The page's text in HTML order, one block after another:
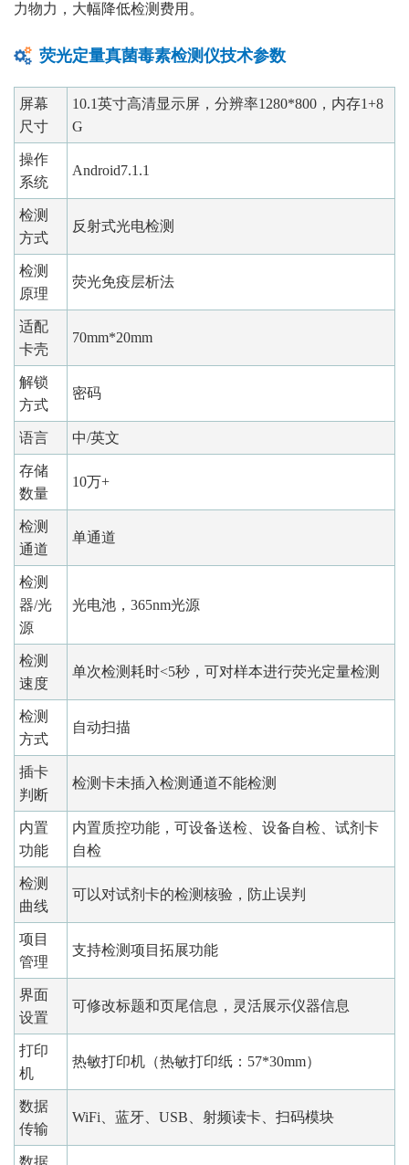
力物力，大幅降低检测费用。
荧光定量真菌毒素检测仪技术参数
屏幕
尺寸
10.1英寸高清显示屏，分辨率1280*800，内存1+8
G
操作
系统
Android7.1.1
检测
方式
反射式光电检测
检测
原理
荧光免疫层析法
适配
卡壳
70mm*20mm
解锁
方式
密码
语言 中/英文
存储
数量
10万+
检测
通道
单通道
检测
器/光
源
光电池，365nm光源
检测
速度
单次检测耗时<5秒，可对样本进行荧光定量检测
检测
方式
自动扫描
插卡
判断
检测卡未插入检测通道不能检测
内置
功能
内置质控功能，可设备送检、设备自检、试剂卡
自检
检测
曲线
可以对试剂卡的检测核验，防止误判
项目
管理
支持检测项目拓展功能
界面
设置
可修改标题和页尾信息，灵活展示仪器信息
打印
机
热敏打印机（热敏打印纸：57*30mm）
数据
传输
WiFi、蓝牙、USB、射频读卡、扫码模块
数据